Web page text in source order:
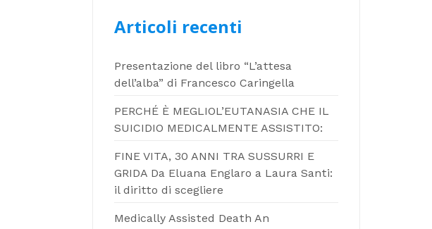
Articoli recenti
Presentazione del libro “L’attesa
dell’alba” di Francesco Caringella
PERCHÉ È MEGLIOL’EUTANASIA CHE IL
SUICIDIO MEDICALMENTE ASSISTITO:
FINE VITA, 30 ANNI TRA SUSSURRI E
GRIDA Da Eluana Englaro a Laura Santi:
il diritto di scegliere
Medically Assisted Death An